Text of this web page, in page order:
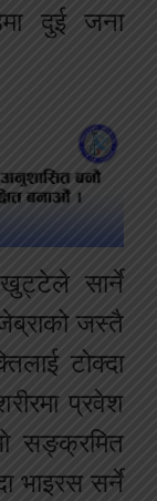
दुई जना
सार्ने
जस्तै
टोक्दा
प्रवेश
सङ्क्रमित
भाइरस सर्ने